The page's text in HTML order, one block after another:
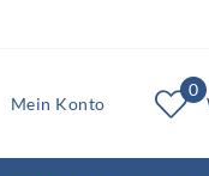
Mein Konto
0